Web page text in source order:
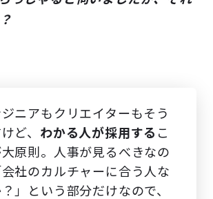
ニアもクリエイターもそう
ど、 わかる人が採用する こ
大原則。人事が見るべきなの
社のカルチャーに合う人な
」という部分だけなので、